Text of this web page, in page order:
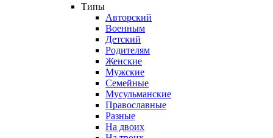
Типы
Авторский
Военным
Детский
Родителям
Женские
Мужские
Семейные
Мусульманские
Православные
Разные
На двоих